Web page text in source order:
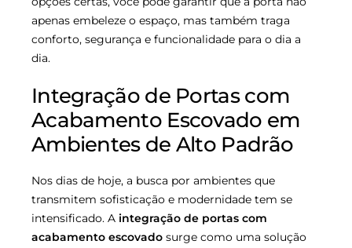
apenas embeleze o espaço, mas também traga
conforto, segurança e funcionalidade para o dia a
dia.
Integração de Portas com
Acabamento Escovado em
Ambientes de Alto Padrão
Nos dias de hoje, a busca por ambientes que
transmitem sofisticação e modernidade tem se
intensificado. A integração de portas com
acabamento escovado surge como uma solução